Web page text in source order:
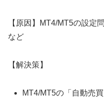
【原因】MT4/MT5の設定
など
【解決策】
MT4/MT5の「自動売